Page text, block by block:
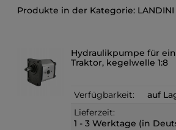
LANDINI
Hydraulikpumpe für
Traktor, kegelwelle 1:8
Verfügbarkeit:
auf
Lieferzeit:
1 - 3 Werktage (in